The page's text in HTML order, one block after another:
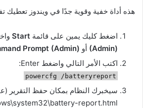
هذه أداة خفية وقوية جدًا في ويندوز تعطيك
اضغط كليك يمين على قائمة Start
(Admin) أو Prompt (Admin)
اكتب الأمر التالي واضغط Enter:
powercfg /batteryreport
سيخبرك النظام بمكان حفظ التقرير
report.html).